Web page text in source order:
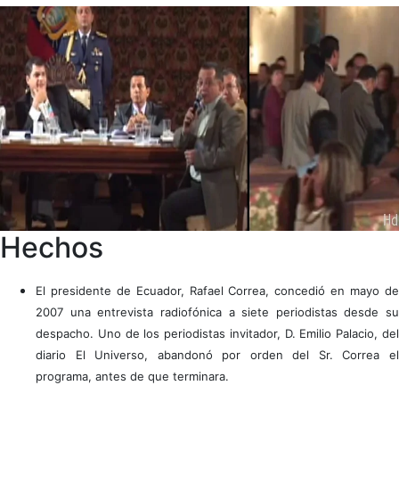
Hechos
El presidente de Ecuador, Rafael Correa, concedió en mayo de
2007 una entrevista radiofónica a siete periodistas desde su
despacho. Uno de los periodistas invitador, D. Emilio Palacio, del
diario El Universo, abandonó por orden del Sr. Correa el
programa, antes de que terminara.